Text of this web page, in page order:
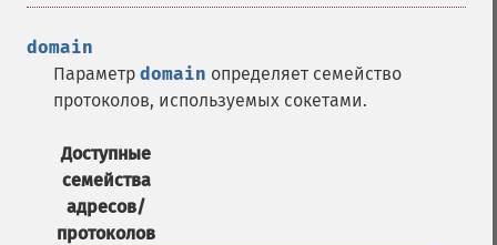
domain
Параметр domain определяет семейство
протоколов, используемых сокетами.
Доступные
семейства
адресов/
протоколов